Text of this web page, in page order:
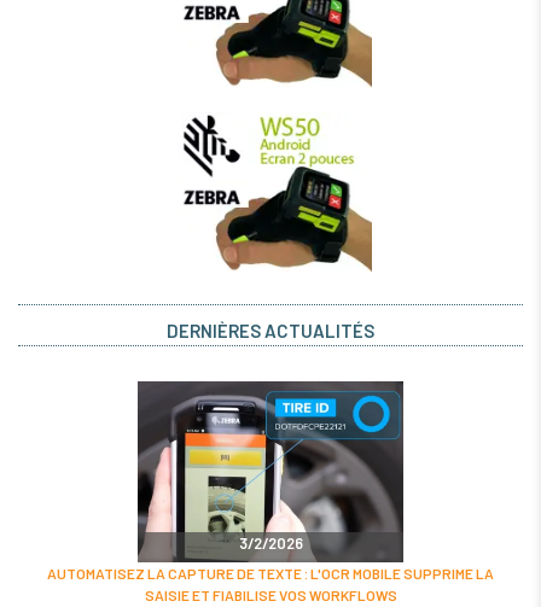
DERNIÈRES ACTUALITÉS
3/2/2026
AUTOMATISEZ LA CAPTURE DE TEXTE : L'OCR MOBILE SUPPRIME LA
SAISIE ET FIABILISE VOS WORKFLOWS